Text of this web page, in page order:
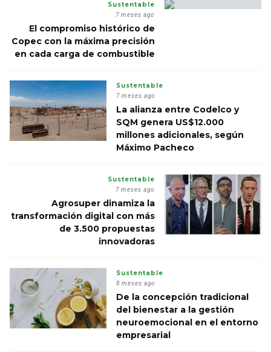
Sustentable
7 meses ago
El compromiso histórico de
Copec con la máxima precisión
en cada carga de combustible
Sustentable
7 meses ago
La alianza entre Codelco y
SQM genera US$12.000
millones adicionales, según
Máximo Pacheco
Sustentable
7 meses ago
Agrosuper dinamiza la
transformación digital con más
de 3.500 propuestas
innovadoras
Sustentable
8 meses ago
De la concepción tradicional
del bienestar a la gestión
neuroemocional en el entorno
empresarial